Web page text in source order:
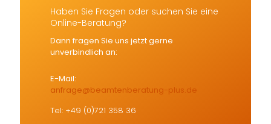
Haben Sie Fragen oder suchen Sie eine
Online-Beratung?
Dann fragen Sie uns jetzt gerne
unverbindlich an:
E-Mail:
anfrage@beamtenberatung-plus.de
Tel: +49 (0)721 358 36